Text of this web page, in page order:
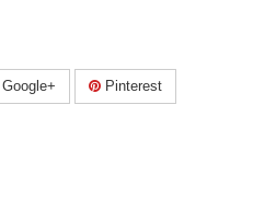
Google+ Pinterest